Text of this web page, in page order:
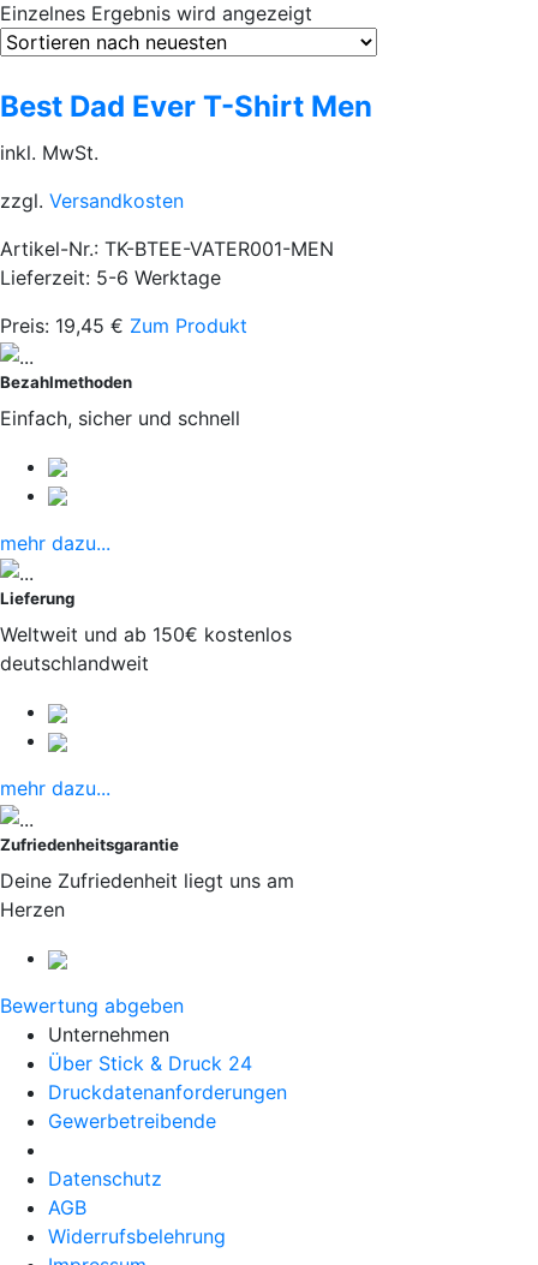
Einzelnes Ergebnis wird angezeigt
Best Dad Ever T-Shirt Men
inkl. MwSt.
zzgl. Versandkosten
Artikel-Nr.: TK-BTEE-VATER001-MEN
Lieferzeit: 5-6 Werktage
Preis: 19,45 € Zum Produkt
Bezahlmethoden
Einfach, sicher und schnell
mehr dazu...
Lieferung
Weltweit und ab 150€ kostenlos
deutschlandweit
mehr dazu...
Zufriedenheitsgarantie
Deine Zufriedenheit liegt uns am
Herzen
Bewertung abgeben
Unternehmen
Über Stick & Druck 24
Druckdatenanforderungen
Gewerbetreibende
Datenschutz
AGB
Widerrufsbelehrung